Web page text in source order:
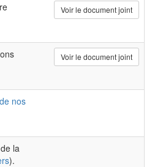
Voir le document joint
Voir le document joint
nos
la
).